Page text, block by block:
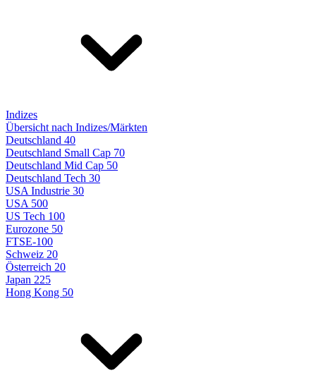
Indizes
Übersicht nach Indizes/Märkten
Deutschland 40
Deutschland Small Cap 70
Deutschland Mid Cap 50
Deutschland Tech 30
USA Industrie 30
USA 500
US Tech 100
Eurozone 50
FTSE-100
Schweiz 20
Österreich 20
Japan 225
Hong Kong 50